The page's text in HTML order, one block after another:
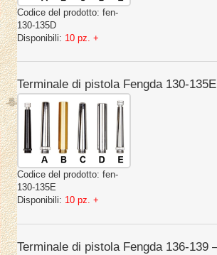
Codice del prodotto: fen-
130-135D
Disponibili: 10 pz. +
Terminale di pistola Fengda 130-
Codice del prodotto: fen-
130-135E
Disponibili: 10 pz. +
Terminale di pistola Fengda 136-139